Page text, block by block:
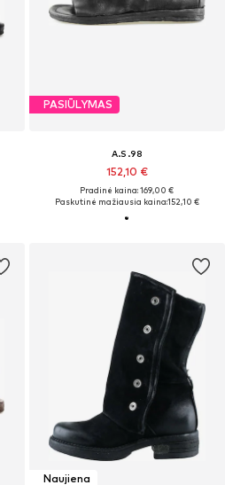
PASIŪLYMAS
A.S.98
152,10 €
Pradinė kaina: 169,00 €
Paskutinė mažiausia kaina:152,10 €
Naujiena